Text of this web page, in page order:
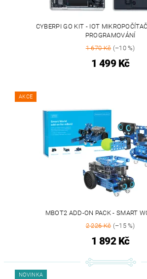
CYBERPI GO KIT - IOT
PROGRAMOVÁNÍ
1 670 Kč(–10 %)
1 499 Kč
AKCE
MBOT2 ADD-ON PACK - SMART
2 226 Kč(–15 %)
1 892 Kč
NOVINKA